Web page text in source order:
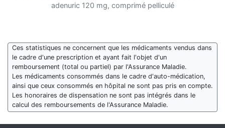
adenuric 120 mg, comprimé pelliculé
Ces statistiques ne concernent que les médicaments vendus dans
le cadre d'une prescription et ayant fait l'objet d'un
remboursement (total ou partiel) par l'Assurance Maladie.
Les médicaments consommés dans le cadre d'auto-médication,
ainsi que ceux consommés en hôpital ne sont pas pris en compte.
Les honoraires de dispensation ne sont pas intégrés dans le
calcul des remboursements de l'Assurance Maladie.